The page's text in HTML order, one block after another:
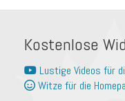
Kostenlose
Lustige Videos für
Witze für die